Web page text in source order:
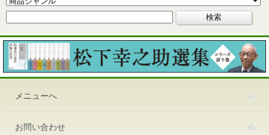
メニューへ
お問い合わせ